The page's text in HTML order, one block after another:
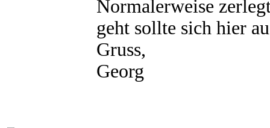
Normalerweise
geht sollte sich hier
Gruss,
Georg